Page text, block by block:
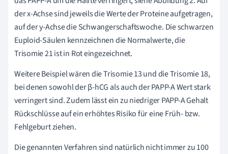
der x-Achse sind jeweils die Werte der Proteine aufgetragen,
auf der y-Achse die Schwangerschaftswoche. Die schwarzen
Euploid-Säulen kennzeichnen die Normalwerte, die
Trisomie 21 ist in Rot eingezeichnet.
Weitere Beispiel wären die Trisomie 13 und die Trisomie 18,
bei denen sowohl der β-hCG als auch der PAPP-A Wert stark
verringert sind. Zudem lässt ein zu niedriger PAPP-A Gehalt
Rückschlüsse auf ein erhöhtes Risiko für eine Früh- bzw.
Fehlgeburt ziehen.
Die genannten Verfahren sind natürlich nicht immer zu 100